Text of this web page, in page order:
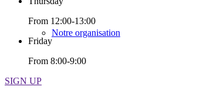
Notre organisation
From 12:00-13:00
Friday
From 8:00-9:00
SIGN UP